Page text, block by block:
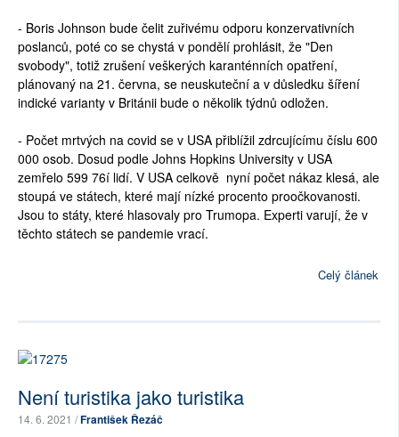
- Boris Johnson bude čelit zuřivému odporu konzervativních
poslanců, poté co se chystá v pondělí prohlásit, že "Den
svobody", totiž zrušení veškerých karanténních opatření,
plánovaný na 21. června, se neuskuteční a v důsledku šíření
indické varianty v Británii bude o několik týdnů odložen.
- Počet mrtvých na covid se v USA přiblížil zdrcujícímu číslu 600
000 osob. Dosud podle Johns Hopkins University v USA
zemřelo 599 76í lidí. V USA celkově nyní počet nákaz klesá, ale
stoupá ve státech, které mají nízké procento proočkovanosti.
Jsou to státy, které hlasovaly pro Trumopa. Experti varují, že v
těchto státech se pandemie vrací.
Celý článek
Není turistika jako turistika
14. 6. 2021 /František Řezáč